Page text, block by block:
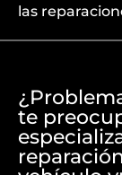
las
te